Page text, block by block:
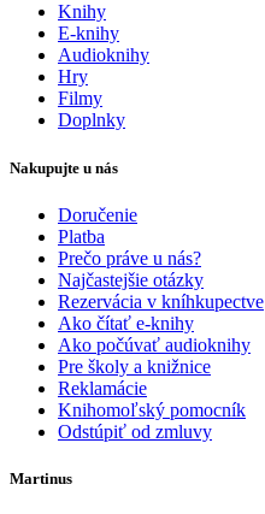
Knihy
E-knihy
Audioknihy
Hry
Filmy
Doplnky
Nakupujte u nás
Doručenie
Platba
Prečo práve u nás?
Najčastejšie otázky
Rezervácia v kníhkupectve
Ako čítať e-knihy
Ako počúvať audioknihy
Pre školy a knižnice
Reklamácie
Knihomoľský pomocník
Odstúpiť od zmluvy
Martinus